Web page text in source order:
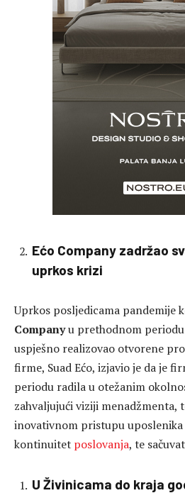
Ećo Company zadržao
uprkos krizi
Uprkos posljedicama pandemije
Companyu prethodnom periodu
uspješno realizovao otvorene
firme, Suad Ećo, izjavio je da je
periodu radila u otežanim
zahvaljujući viziji menadžmenta,
inovativnom pristupu
kontinuitet poslovanja, te
U Živinicama do kraja